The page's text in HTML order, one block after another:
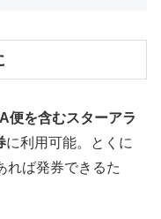
便を含むスターアラ
に利用可能。とくに
れば発券できるた